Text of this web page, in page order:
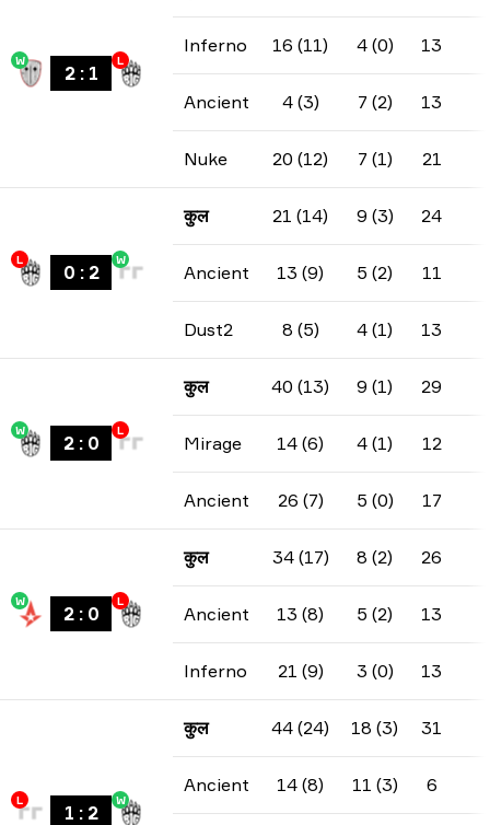
W
2: 1
L
Inferno 16 (11) 4 (0) 13
Ancient 4 (3) 7 (2) 13
Nuke 20 (12) 7 (1) 21
L
0 : 2
W
कुल 21 (14) 9 (3) 24
Ancient 13 (9) 5 (2) 11
Dust2 8 (5) 4 (1) 13
W
2: 0
L
कुल 40 (13) 9 (1) 29
Mirage 14 (6) 4 (1) 12
Ancient 26 (7) 5 (0) 17
W
2: 0
L
कुल 34 (17) 8 (2) 26
Ancient 13 (8) 5 (2) 13
Inferno 21 (9) 3 (0) 13
L
1 : 2
W
कुल 44 (24) 18 (3) 31
Ancient 14 (8) 11 (3) 6